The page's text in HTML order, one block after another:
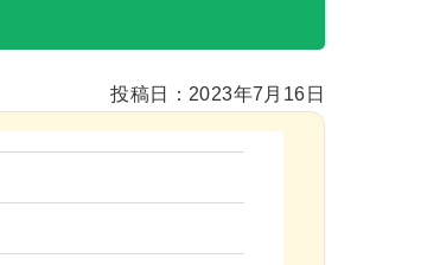
投稿日：2023年7月16日